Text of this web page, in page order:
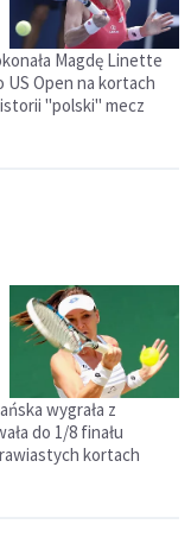
Magdę Linette
Open na kortach
"polski" mecz
wygrała z
do 1/8 finału
kortach